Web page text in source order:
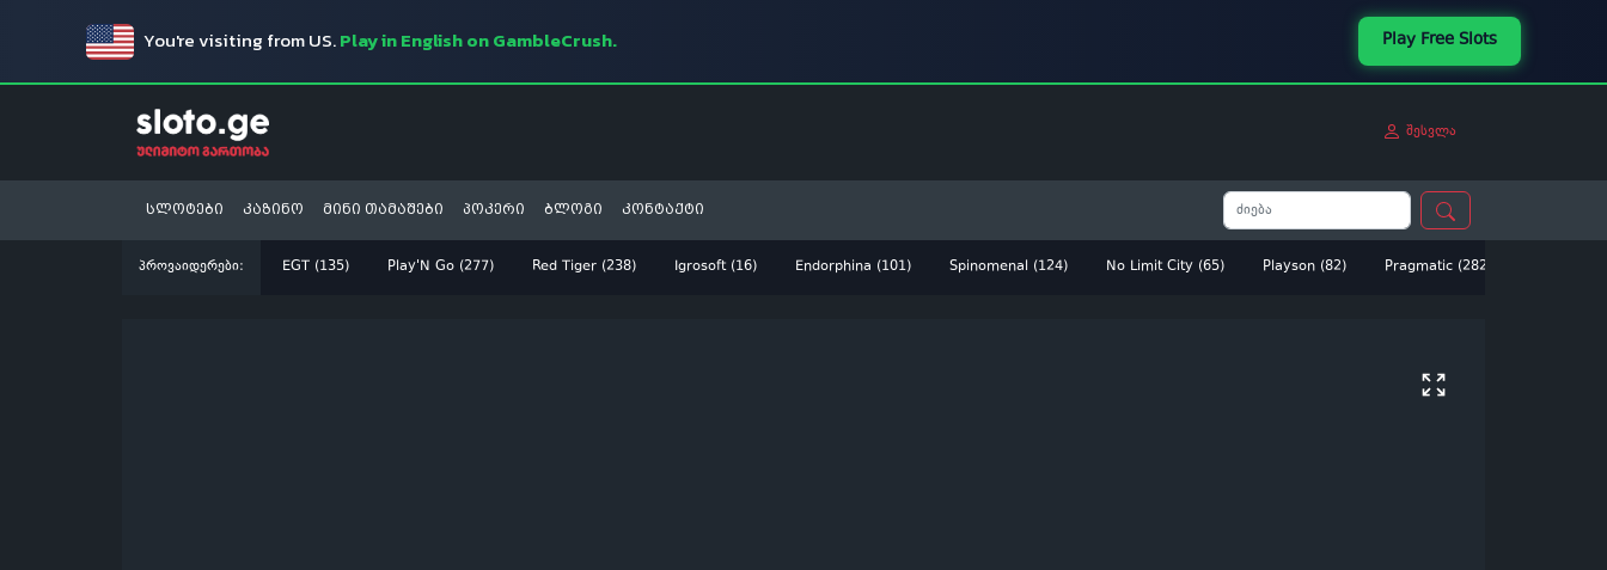
You're visiting from US.Play in English on GambleCrush. Play Free Slots
შესვლა
სლოტები კაზინო მინი თამაშები პოკერი ბლოგი კონტაქტი
პროვაიდერები: EGT (135) Play'N Go (277) Red Tiger (238) Igrosoft (16) Endorphina (101) Spinomenal (124) No Limit City (65) Playson (82) Pragmatic (282)